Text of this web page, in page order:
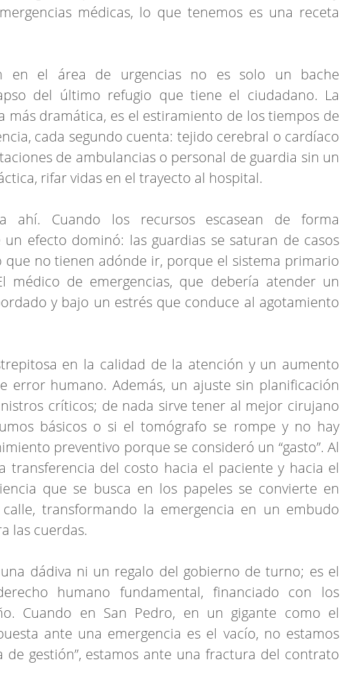
médicas, lo que tenemos es una receta
en el área de urgencias no es solo un bache
del último refugio que tiene el ciudadano. La
más dramática, es el estiramiento de los tiempos de
cada segundo cuenta: tejido cerebral o cardíaco
de ambulancias o personal de guardia sin un
rifar vidas en el trayecto al hospital.
ahí. Cuando los recursos escasean de forma
efecto dominó: las guardias se saturan de casos
no tienen adónde ir, porque el sistema primario
médico de emergencias, que debería atender un
y bajo un estrés que conduce al agotamiento
en la calidad de la atención y un aumento
error humano. Además, un ajuste sin planificación
críticos; de nada sirve tener al mejor cirujano
básicos o si el tomógrafo se rompe y no hay
preventivo porque se consideró un “gasto”. Al
transferencia del costo hacia el paciente y hacia el
que se busca en los papeles se convierte en
transformando la emergencia en un embudo
las cuerdas.
dádiva ni un regalo del gobierno de turno; es el
humano fundamental, financiado con los
Cuando en San Pedro, en un gigante como el
ante una emergencia es el vacío, no estamos
de gestión”, estamos ante una fractura del contrato